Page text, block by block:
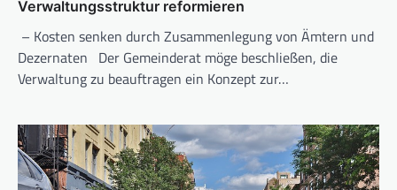
Verwaltungsstruktur reformieren
– Kosten senken durch Zusammenlegung von Ämtern und
Dezernaten Der Gemeinderat möge beschließen, die
Verwaltung zu beauftragen ein Konzept zur…